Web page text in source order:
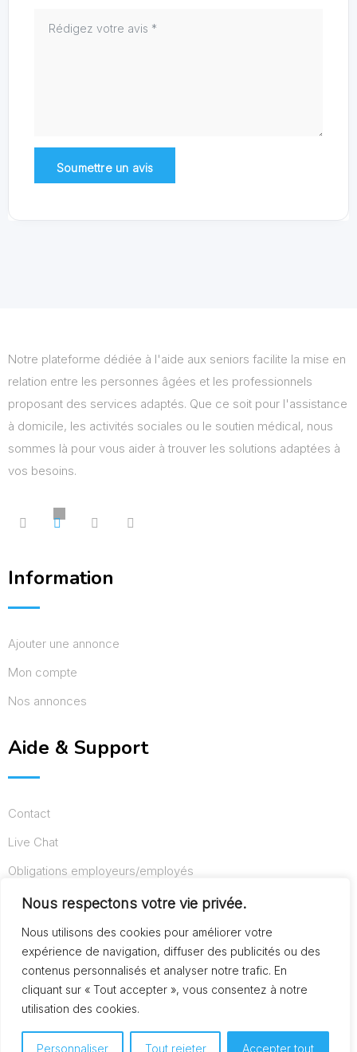
Nous respectons votre vie privée.
Nous utilisons des cookies pour améliorer votre
expérience de navigation, diffuser des publicités ou des
contenus personnalisés et analyser notre trafic. En
cliquant sur « Tout accepter », vous consentez à notre
utilisation des cookies.
Personnaliser Tout rejeter Accepter tout
Notre plateforme dédiée à l'aide aux seniors facilite la mise en
relation entre les personnes âgées et les professionnels
proposant des services adaptés. Que ce soit pour l'assistance
à domicile, les activités sociales ou le soutien médical, nous
sommes là pour vous aider à trouver les solutions adaptées à
vos besoins.
Information
Ajouter une annonce
Mon compte
Nos annonces
Aide & Support
Contact
Live Chat
Obligations employeurs/employés
Conditions d’utilisation
Mentions légales
© Copyright AideAuxSeniors.fr 2024. Designed and
Developed by